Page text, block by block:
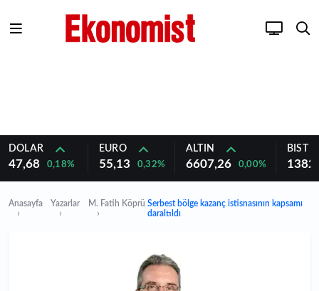
DOLAR
47,68 0,18%
EURO
55,13 0,32%
ALTIN
6607,26 0,00%
BIST
Anasayfa Yazarlar M. Fatih Köprü Serbest bölge kazanç istisnasının kapsamı
daraltıldı